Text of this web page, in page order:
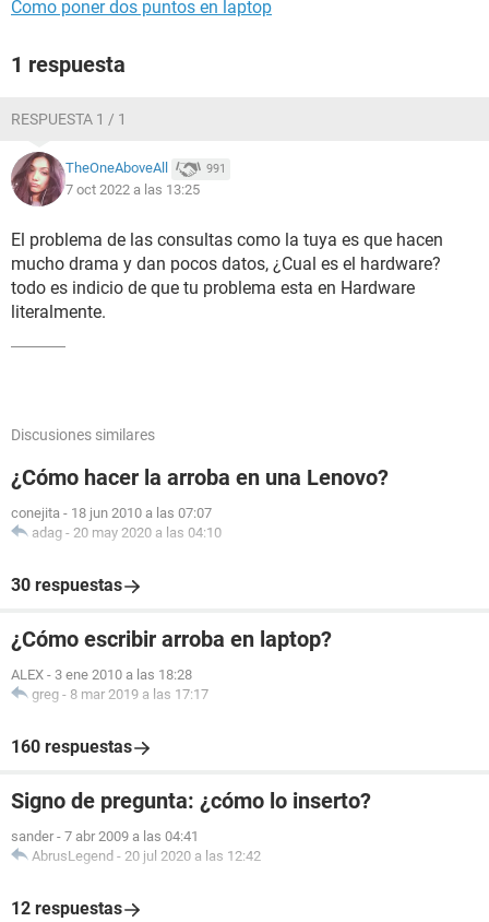
Como poner dos puntos en laptop
1 respuesta
RESPUESTA 1 / 1
TheOneAboveAll 991
7 oct 2022 a las 13:25
El problema de las consultas como la tuya es que hacen
mucho drama y dan pocos datos, ¿Cual es el hardware?
todo es indicio de que tu problema esta en Hardware
literalmente.
Discusiones similares
¿Cómo hacer la arroba en una Lenovo?
conejita - 18 jun 2010 a las 07:07
adag - 20 may 2020 a las 04:10
30 respuestas
¿Cómo escribir arroba en laptop?
ALEX - 3 ene 2010 a las 18:28
greg - 8 mar 2019 a las 17:17
160 respuestas
Signo de pregunta: ¿cómo lo inserto?
sander - 7 abr 2009 a las 04:41
AbrusLegend - 20 jul 2020 a las 12:42
12 respuestas